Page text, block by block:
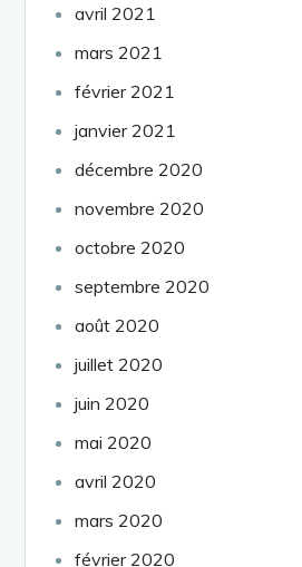
avril 2021
mars 2021
février 2021
janvier 2021
décembre 2020
novembre 2020
octobre 2020
septembre 2020
août 2020
juillet 2020
juin 2020
mai 2020
avril 2020
mars 2020
février 2020